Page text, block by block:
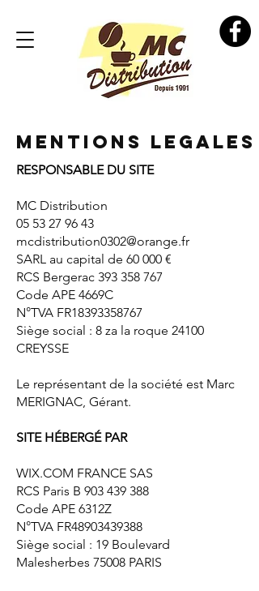
mentions legales
RESPONSABLE DU SITE
MC Distribution
05 53 27 96 43
mcdistribution0302@orange.fr
SARL au capital de 60 000 €
RCS Bergerac 393 358 767
Code APE 4669C
N°TVA FR18393358767
Siège social : 8 za la roque 24100
CREYSSE
Le représentant de la société est Marc
MERIGNAC, Gérant.
SITE HÉBERGÉ PAR
WIX.COM FRANCE SAS
RCS Paris B 903 439 388
Code APE 6312Z
N°TVA FR48903439388
Siège social : 19 Boulevard
Malesherbes 75008 PARIS